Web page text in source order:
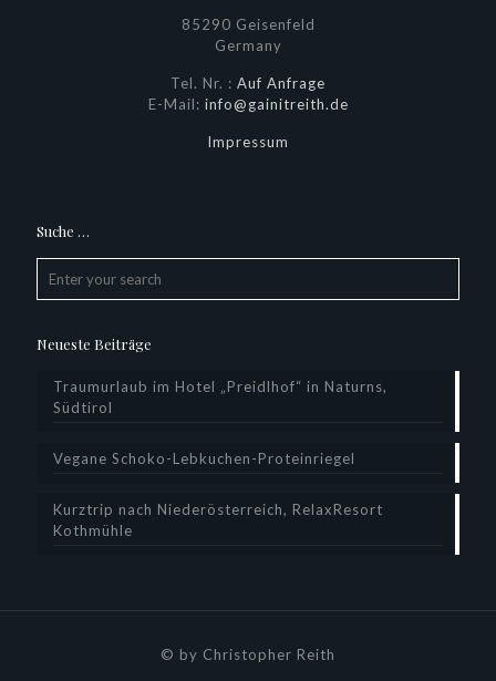
85290 Geisenfeld
Germany
Tel. Nr. : Auf Anfrage
E-Mail: info@gainitreith.de
Impressum
Suche …
Neueste Beiträge
Traumurlaub im Hotel „Preidlhof“ in Naturns,
Südtirol
Vegane Schoko-Lebkuchen-Proteinriegel
Kurztrip nach Niederösterreich, RelaxResort
Kothmühle
© by Christopher Reith